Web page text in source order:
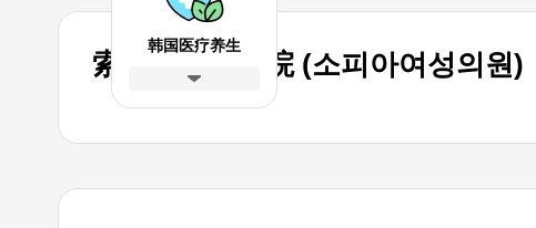
索菲亚女性医院 (소피아여성의원)
韩国医疗养生